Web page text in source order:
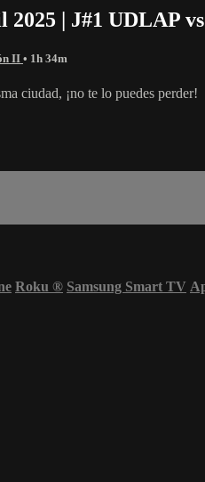
| J#1 UDLAP
II • 1h 34m
ciudad, ¡no te lo puedes perder!
Roku ® Samsung Smart TV